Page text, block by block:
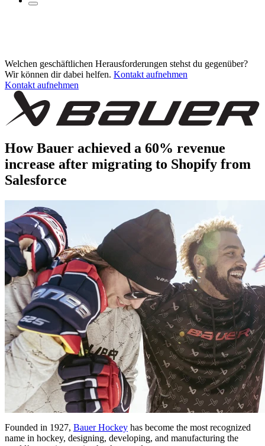
Welchen geschäftlichen Herausforderungen stehst du gegenüber?
Wir können dir dabei helfen. Kontakt aufnehmen
Kontakt aufnehmen
How Bauer achieved a 60% revenue
increase after migrating to Shopify from
Salesforce
Founded in 1927, Bauer Hockey has become the most recognized
name in hockey, designing, developing, and manufacturing the